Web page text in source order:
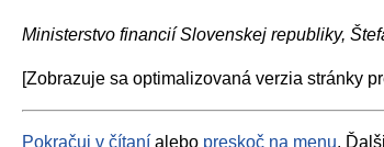
Ministerstvo financií Slovenskej republiky,
[Zobrazuje sa optimalizovaná verzia stránky
Pokračuj v čítaní alebo preskoč na menu.